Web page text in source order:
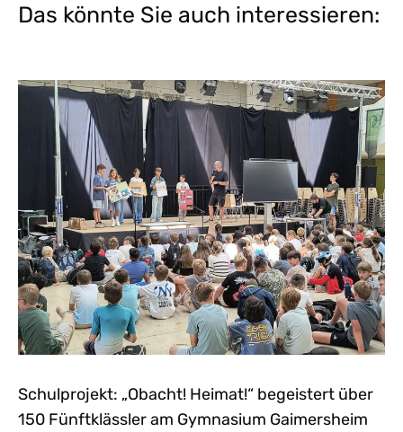
Das könnte Sie auch interessieren:
Schulprojekt: „Obacht! Heimat!“ begeistert über
150 Fünftklässler am Gymnasium Gaimersheim